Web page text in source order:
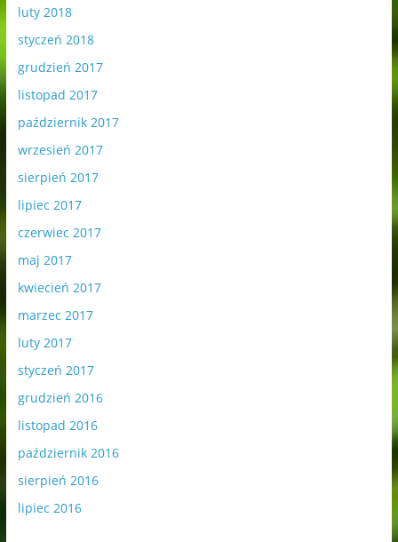
luty 2018
styczeń 2018
grudzień 2017
listopad 2017
październik 2017
wrzesień 2017
sierpień 2017
lipiec 2017
czerwiec 2017
maj 2017
kwiecień 2017
marzec 2017
luty 2017
styczeń 2017
grudzień 2016
listopad 2016
październik 2016
sierpień 2016
lipiec 2016